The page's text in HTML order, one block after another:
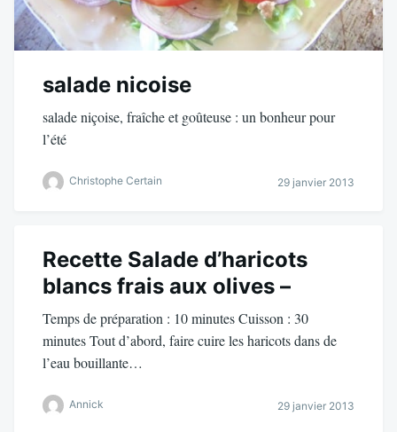
salade nicoise
salade niçoise, fraîche et goûteuse : un bonheur pour
l’été
Christophe Certain 29 janvier 2013
Recette Salade d’haricots
blancs frais aux olives –
Temps de préparation : 10 minutes Cuisson : 30
minutes Tout d’abord, faire cuire les haricots dans de
l’eau bouillante…
Annick 29 janvier 2013